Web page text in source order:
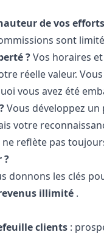
de vos
sont
?Vos horaires
réelle valeur.
vous avez été
Vous développez
votre
reflète pas
?
donnons les clés
illimité .
clients :